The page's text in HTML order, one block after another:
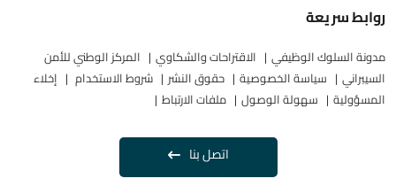
روابط سريعة
مدونة السلوك الوظيفي الاقتراحات والشكاوي
المركز الوطني للأمن
السيبراني
سياسة الخصوصية حقوق النشر شروط الاستخدام
إخلاء
المسؤولية
سهولة الوصول ملفات الارتباط
اتصل بنا